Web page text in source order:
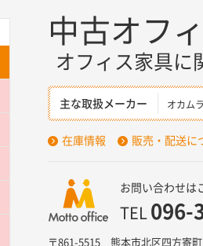
中古オフ
オフィス家具に
主な取扱メーカー オカム
在庫情報 販売・配送に
お問い合わせは
TEL 096-
〒861-5515 熊本市北区四方寄町